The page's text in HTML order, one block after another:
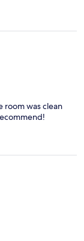
room was clean